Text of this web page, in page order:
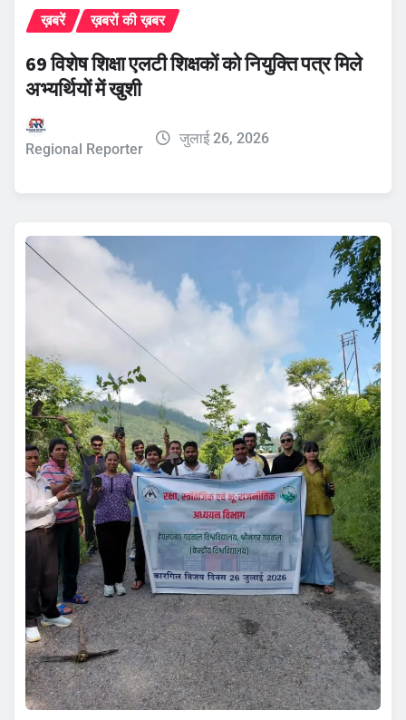
ख़बरें ख़बरों की ख़बर
69 विशेष शिक्षा एलटी शिक्षकों को नियुक्ति पत्र मिले
अभ्यर्थियों में खुशी
Regional Reporter
जुलाई 26, 2026